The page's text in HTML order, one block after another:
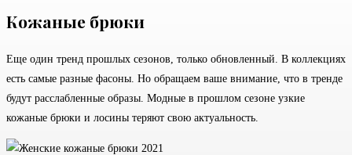
Кожаные брюки
Еще один тренд прошлых сезонов, только обновленный. В коллекциях
есть самые разные фасоны. Но обращаем ваше внимание, что в тренде
будут расслабленные образы. Модные в прошлом сезоне узкие
кожаные брюки и лосины теряют свою актуальность.